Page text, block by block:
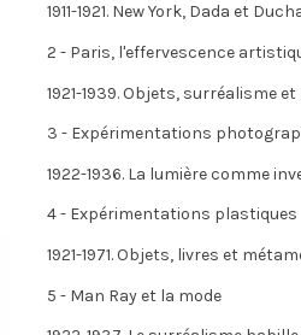
1911-1921. New York, Dada et
2 - Paris, l'effervescence
1921-1939. Objets, surréalisme
3 - Expérimentations
1922-1936. La lumière comme
4 - Expérimentations plastiques
1921-1971. Objets, livres et
5 - Man Ray et la mode